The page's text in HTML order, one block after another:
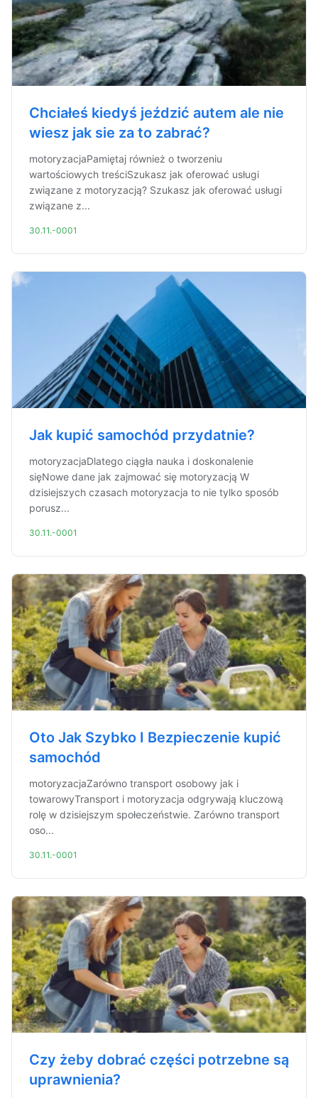
Chciałeś kiedyś jeździć autem ale nie
wiesz jak sie za to zabrać?
motoryzacjaPamiętaj również o tworzeniu
wartościowych treściSzukasz jak oferować usługi
związane z motoryzacją? Szukasz jak oferować usługi
związane z...
30.11.-0001
Jak kupić samochód przydatnie?
motoryzacjaDlatego ciągła nauka i doskonalenie
sięNowe dane jak zajmować się motoryzacją W
dzisiejszych czasach motoryzacja to nie tylko sposób
porusz...
30.11.-0001
Oto Jak Szybko I Bezpieczenie kupić
samochód
motoryzacjaZarówno transport osobowy jak i
towarowyTransport i motoryzacja odgrywają kluczową
rolę w dzisiejszym społeczeństwie. Zarówno transport
oso...
30.11.-0001
Czy żeby dobrać części potrzebne są
uprawnienia?